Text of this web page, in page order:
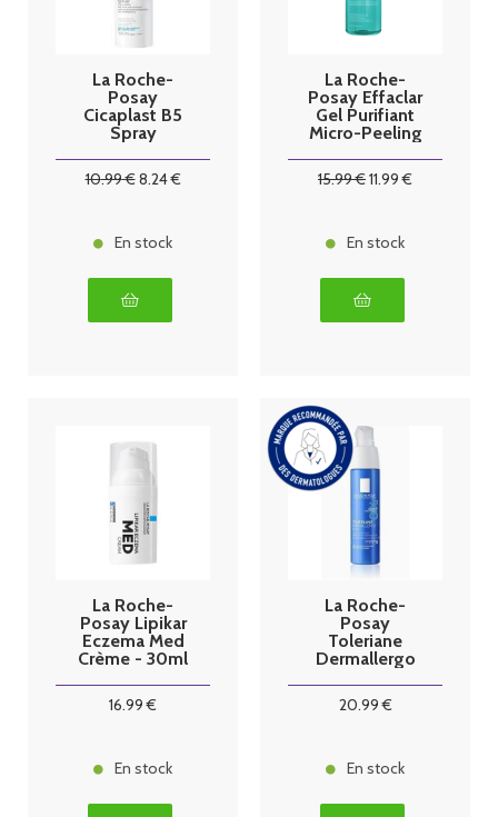
La Roche-
Posay
Cicaplast B5
Spray
ml
10.99€8.24€
En stock
La Roche-
Posay Effaclar
Gel Purifiant
Micro-Peeling
15.99€11.99 €
En stock
La Roche-
Posay Lipikar
Eczema Med
Crème - 30ml
16.99 €
En stock
La Roche-
Posay
Toleriane
Dermallergo
20.99€
En stock